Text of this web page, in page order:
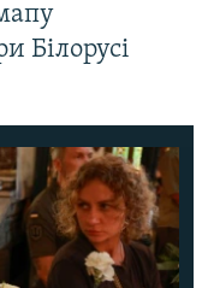
Білорусі